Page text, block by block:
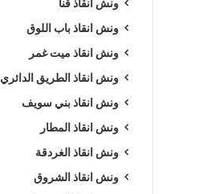
ونش انقاذ قنا
ونش انقاذ باب اللوق
ونش انقاذ ميت غمر
ونش انقاذ الطريق الدائري
ونش انقاذ بني سويف
ونش انقاذ المطار
ونش انقاذ الغردقة
ونش انقاذ الشروق